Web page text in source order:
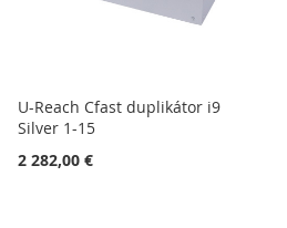
U-Reach Cfast duplikátor i9
Silver 1-15
2 282,00 €